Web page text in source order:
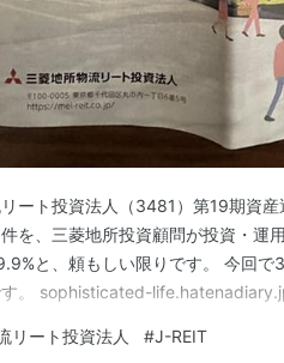
ート投資法人（3481）第19期資
を、三菱地所投資顧問が投資・運
と、頼もしい限りです。 今回で
す。 sophisticated-
リート投資法人 #J-REIT